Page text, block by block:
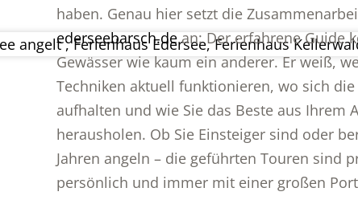
haben. Genau hier setzt die
ederseebarsch.dean: Der erfahrene Guide
Gewässer wie kaum ein anderer. Er weiß,
Techniken aktuell funktionieren, wo sich die
aufhalten und wie Sie das Beste aus Ihrem
herausholen. Ob Sie Einsteiger sind oder
Jahren angeln – die geführten Touren sind
persönlich und immer mit einer großen